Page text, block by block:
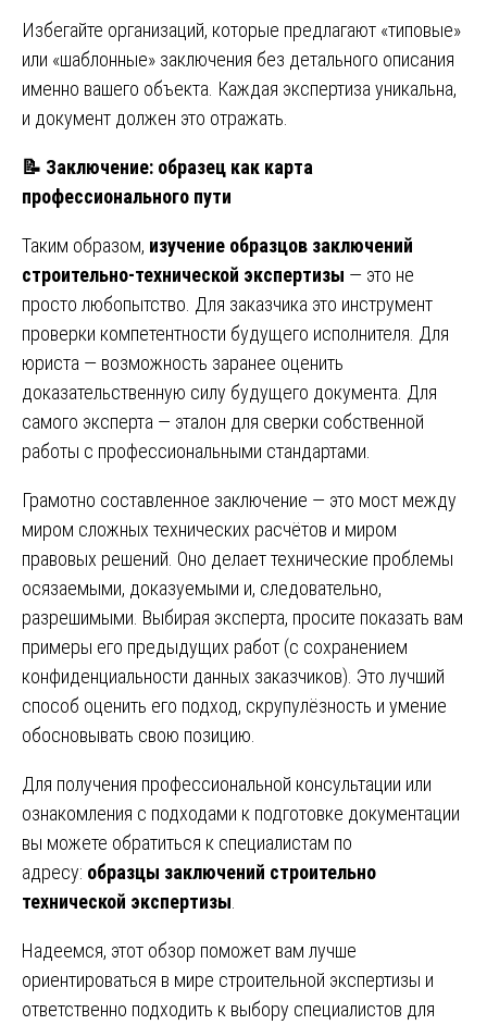
Избегайте организаций, которые предлагают «типовые»
или «шаблонные» заключения без детального описания
именно вашего объекта. Каждая экспертиза уникальна,
и документ должен это отражать.
📝 Заключение: образец как карта
профессионального пути
Таким образом, изучение образцов заключений
строительно-технической экспертизы — это не
просто любопытство. Для заказчика это инструмент
проверки компетентности будущего исполнителя. Для
юриста — возможность заранее оценить
доказательственную силу будущего документа. Для
самого эксперта — эталон для сверки собственной
работы с профессиональными стандартами.
Грамотно составленное заключение — это мост между
миром сложных технических расчётов и миром
правовых решений. Оно делает технические проблемы
осязаемыми, доказуемыми и, следовательно,
разрешимыми. Выбирая эксперта, просите показать вам
примеры его предыдущих работ (с сохранением
конфиденциальности данных заказчиков). Это лучший
способ оценить его подход, скрупулёзность и умение
обосновывать свою позицию.
Для получения профессиональной консультации или
ознакомления с подходами к подготовке документации
вы можете обратиться к специалистам по
адресу: образцы заключений строительно
технической экспертизы
Надеемся, этот обзор поможет вам лучше
ориентироваться в мире строительной экспертизы и
ответственно подходить к выбору специалистов для